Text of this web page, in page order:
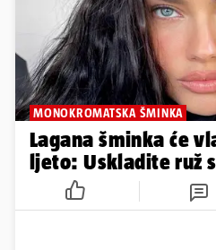
MONOKROMATSKA ŠMINKA
Lagana šminka će
ljeto: Uskladite ruž